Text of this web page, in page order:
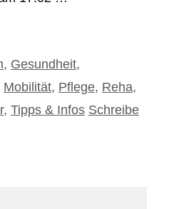
, Gesundheit,
Mobilität, Pflege, Reha,
, Tipps & Infos Schreibe